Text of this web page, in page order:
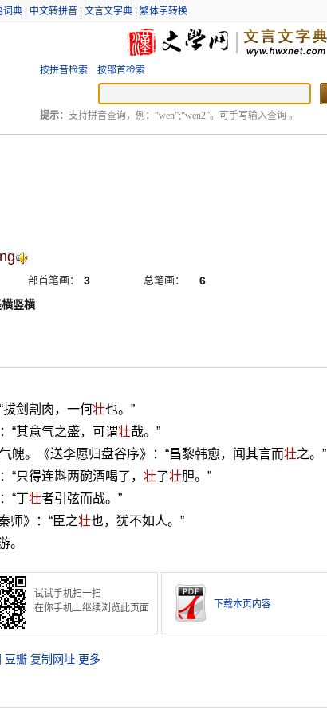
词典| 中文转拼音| 文言文字典| 繁体字转换
按拼音检索 按部首检索
提示： 支持拼音查询，例：“wen”;“wen2”。可手写输入查询 。
部首笔画： 3 总笔画： 6
竖横
剑割肉，一何壮也。”
“其意气之盛，可谓壮哉。”
魄。《送李愿归盘谷序》：“昌黎韩愈，闻其言而壮之。”
只得连斟两碗酒喝了， 壮了壮胆。”
“丁壮者引弦而战。”
师》：“臣之壮也，犹不如人。”
。
试试手机扫一扫
在你手机上继续浏览此页面
下载本页内容
豆瓣 复制网址 更多